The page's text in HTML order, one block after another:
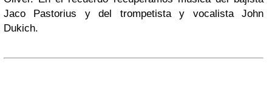
Jaco Pastorius y del trompetista y vocalista John
Dukich.